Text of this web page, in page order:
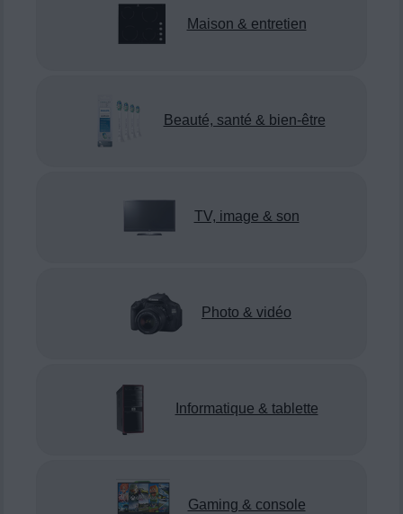
Maison & entretien
Beauté, santé & bien-être
TV, image & son
Photo & vidéo
Informatique & tablette
Gaming & console